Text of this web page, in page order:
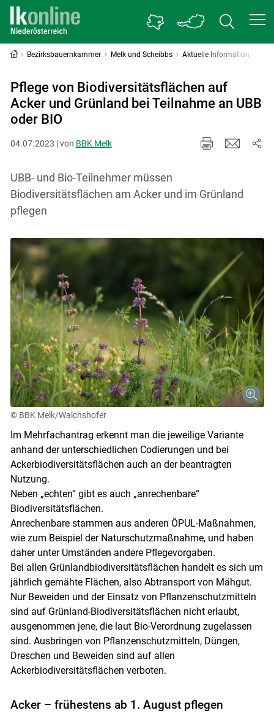
Bezirksbauernkammer Melk und Scheibbs Aktuelle Information
Pflege von Biodiversitätsflächen auf
Acker und Grünland bei Teilnahme an UBB
oder BIO
04.07.2023 | von BBK Melk
UBB- und Bio-Teilnehmer müssen
Biodiversitätsflächen am Acker und im Grünland
pflegen
© BBK Melk/Walchshofer
Im Mehrfachantrag erkennt man die jeweilige Variante
anhand der unterschiedlichen Codierungen und bei
Ackerbiodiversitätsflächen auch an der beantragten
Nutzung.
Neben „echten“ gibt es auch „anrechenbare“
Biodiversitätsflächen.
Anrechenbare stammen aus anderen ÖPUL-Maßnahmen,
wie zum Beispiel der Naturschutzmaßnahme, und haben
daher unter Umständen andere Pflegevorgaben.
Bei allen Grünlandbiodiversitätsflächen handelt es sich um
jährlich gemähte Flächen, also Abtransport von Mähgut.
Nur Beweiden und der Einsatz von Pflanzenschutzmitteln
sind auf Grünland-Biodiversitätsflächen nicht erlaubt,
ausgenommen jene, die laut Bio-Verordnung zugelassen
sind. Ausbringen von Pflanzenschutzmitteln, Düngen,
Dreschen und Beweiden sind auf allen
Ackerbiodiversitätsflächen verboten.
Acker – frühestens ab 1. August pflegen